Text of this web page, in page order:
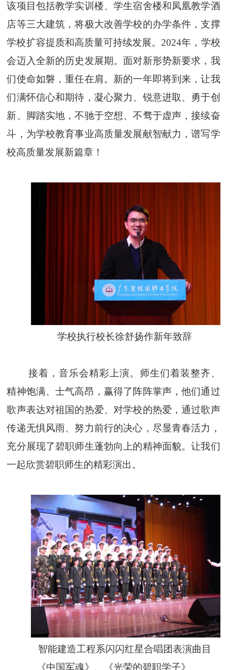
该项目包括教学实训楼、学生宿舍楼和凤凰教学酒
店等三大建筑，将极大改善学校的办学条件，支撑
学校扩容提质和高质量可持续发展。2024年，学校
会迈入全新的历史发展期。面对新形势新要求，我
们使命如磐，重任在肩。新的一年即将到来，让我
们满怀信心和期待，凝心聚力、锐意进取、勇于创
新、脚踏实地，不驰于空想、不骛于虚声，接续奋
斗，为学校教育事业高质量发展献智献力，谱写学
校高质量发展新篇章！
学校执行校长徐舒扬作新年致辞
接着，音乐会精彩上演。师生们着装整齐、
精神饱满、士气高昂，赢得了阵阵掌声，他们通过
歌声表达对祖国的热爱、对学校的热爱，通过歌声
传递无惧风雨、努力前行的决心，尽显青春活力，
充分展现了碧职师生蓬勃向上的精神面貌。让我们
一起欣赏碧职师生的精彩演出。
智能建造工程系闪闪红星合唱团表演曲目
《中国军魂》、《光荣的碧职学子》